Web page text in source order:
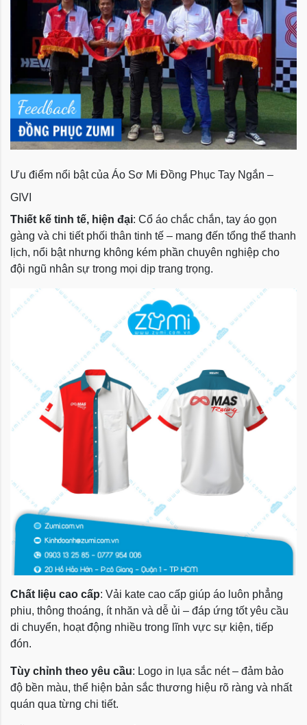
Ưu điểm nổi bật của Áo Sơ Mi Đồng Phục Tay Ngắn –
GIVI
Thiết kế tinh tế, hiện đại: Cổ áo chắc chắn, tay áo gọn
gàng và chi tiết phối thân tinh tế – mang đến tổng thể thanh
lịch, nổi bật nhưng không kém phần chuyên nghiệp cho
đội ngũ nhân sự trong mọi dịp trang trọng.
Chất liệu cao cấp: Vải kate cao cấp giúp áo luôn phẳng
phiu, thông thoáng, ít nhăn và dễ ủi – đáp ứng tốt yêu cầu
di chuyển, hoạt động nhiều trong lĩnh vực sự kiện, tiếp
đón.
Tùy chỉnh theo yêu cầu: Logo in lụa sắc nét – đảm bảo
độ bền màu, thể hiện bản sắc thương hiệu rõ ràng và nhất
quán qua từng chi tiết.